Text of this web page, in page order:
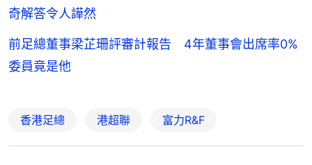
奇解答令人譁然
前足總董事梁芷珊評審計報告 4年董事會出席率0%
委員竟是他
香港足總 港超聯 富力R&F